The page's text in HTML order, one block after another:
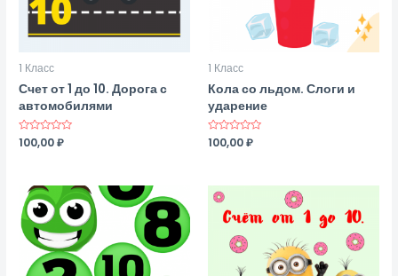
1 Класс
Счет от 1 до 10. Дорога с
автомобилями
Оценка
0
100,00₽
1 Класс
Кола со льдом. Слоги и
ударение
Оценка
0
100,00₽